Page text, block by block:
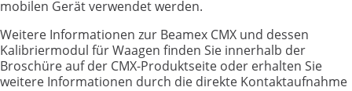
mobilen Gerät verwendet werden.
Weitere Informationen zur Beamex CMX und dessen
Kalibriermodul für Waagen finden Sie innerhalb der
Broschüre auf der CMX-Produktseite oder erhalten Sie
weitere Informationen durch die direkte Kontaktaufnahme